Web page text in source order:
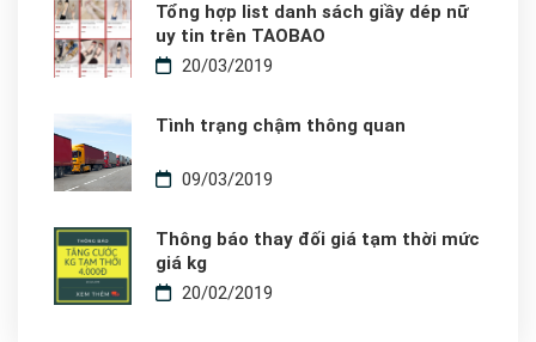
Tổng hợp list danh sách giầy dép nữ
uy tin trên TAOBAO
20/03/2019
Tình trạng chậm thông quan
09/03/2019
Thông báo thay đối giá tạm thời mức
giá kg
20/02/2019